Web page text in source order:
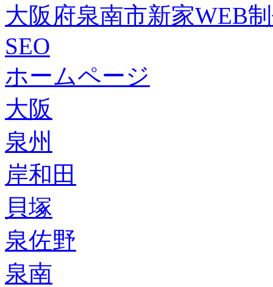
大阪府泉南市新家WEB
SEO
ホームページ
大阪
泉州
岸和田
貝塚
泉佐野
泉南